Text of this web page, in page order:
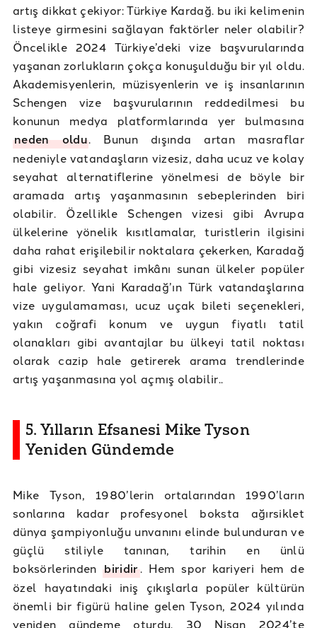
artış dikkat çekiyor: Türkiye Kardağ. bu iki kelimenin
listeye girmesini sağlayan faktörler neler olabilir?
Öncelikle 2024 Türkiye’deki vize başvurularında
yaşanan zorlukların çokça konuşulduğu bir yıl oldu.
Akademisyenlerin, müzisyenlerin ve iş insanlarının
Schengen vize başvurularının reddedilmesi bu
konunun medya platformlarında yer bulmasına
neden oldu. Bunun dışında artan masraflar
nedeniyle vatandaşların vizesiz, daha ucuz ve kolay
seyahat alternatiflerine yönelmesi de böyle bir
aramada artış yaşanmasının sebeplerinden biri
olabilir. Özellikle Schengen vizesi gibi Avrupa
ülkelerine yönelik kısıtlamalar, turistlerin ilgisini
daha rahat erişilebilir noktalara çekerken, Karadağ
gibi vizesiz seyahat imkânı sunan ülkeler popüler
hale geliyor. Yani Karadağ’ın Türk vatandaşlarına
vize uygulamaması, ucuz uçak bileti seçenekleri,
yakın coğrafi konum ve uygun fiyatlı tatil
olanakları gibi avantajlar bu ülkeyi tatil noktası
olarak cazip hale getirerek arama trendlerinde
artış yaşanmasına yol açmış olabilir..
5. Yılların Efsanesi Mike Tyson
Yeniden Gündemde
Mike Tyson, 1980’lerin ortalarından 1990’ların
sonlarına kadar profesyonel boksta ağırsiklet
dünya şampiyonluğu unvanını elinde bulunduran ve
güçlü stiliyle tanınan, tarihin en ünlü
boksörlerindenbiridir. Hem spor kariyeri hem de
özel hayatındaki iniş çıkışlarla popüler kültürün
önemli bir figürü haline gelen Tyson, 2024 yılında
yeniden gündeme oturdu. 30 Nisan 2024’te